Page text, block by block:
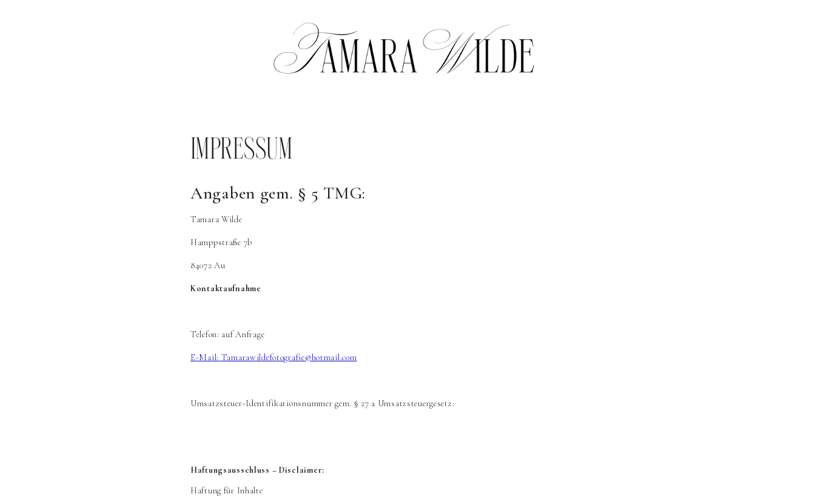
IMPRESSUM
Angaben gem. § 5 TMG:
Tamara Wilde
Hamppstraße 7b
84072 Au
Kontaktaufnahme
Telefon: auf Anfrage
E-Mail: Tamarawildefotografie@hotmail.com
Umsatzsteuer-Identifikationsnummer gem. § 27 a Umsatzsteuergesetz:
Haftungsausschluss – Disclaimer:
Haftung für Inhalte